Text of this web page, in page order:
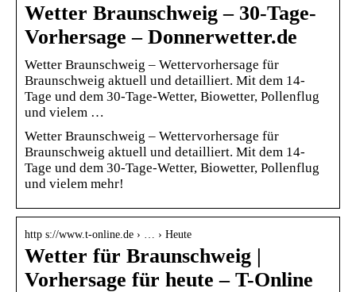
Wetter Braunschweig – 30-Tage-
Vorhersage – Donnerwetter.de
Wetter Braunschweig – Wettervorhersage für
Braunschweig aktuell und detailliert. Mit dem 14-
Tage und dem 30-Tage-Wetter, Biowetter, Pollenflug
und vielem …
Wetter Braunschweig – Wettervorhersage für
Braunschweig aktuell und detailliert. Mit dem 14-
Tage und dem 30-Tage-Wetter, Biowetter, Pollenflug
und vielem mehr!
http s://www.t-online.de › … › Heute
Wetter für Braunschweig |
Vorhersage für heute – T-Online